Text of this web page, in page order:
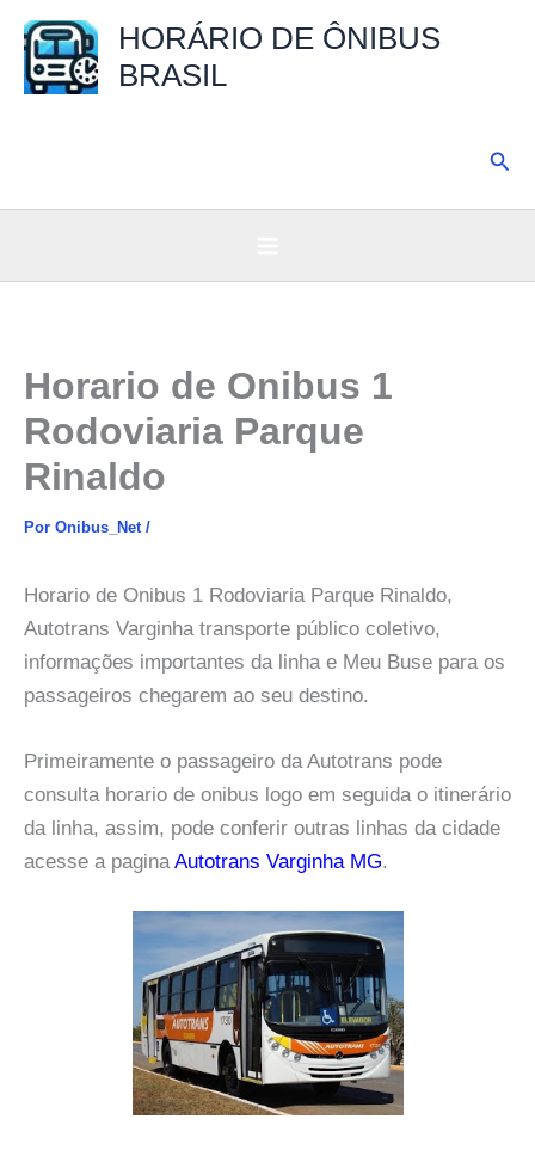
para
HORÁRIO DE ÔNIBUS
BRASIL
Horario de Onibus 1
Rodoviaria Parque
Rinaldo
Por Onibus_Net /
Horario de Onibus 1 Rodoviaria Parque Rinaldo,
Autotrans Varginha transporte público coletivo,
informações importantes da linha e Meu Buse para os
passageiros chegarem ao seu destino.
Primeiramente o passageiro da Autotrans pode
consulta horario de onibus logo em seguida o itinerário
da linha, assim, pode conferir outras linhas da cidade
acesse a paginaAutotrans Varginha MG.